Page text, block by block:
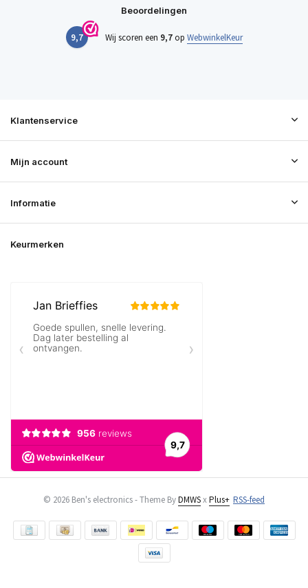
Beoordelingen
9,7 Wij scoren een 9,7op WebwinkelKeur
Klantenservice
Mijn account
Informatie
Keurmerken
© 2026 Ben's electronics - Theme ByDMWSxPlus+ RSS-feed